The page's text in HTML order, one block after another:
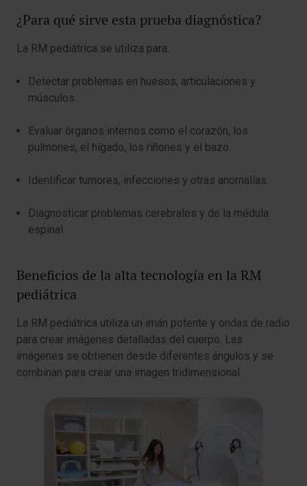
¿Para qué sirve esta prueba diagnóstica?
La RM pediátrica se utiliza para:
Detectar problemas en huesos, articulaciones y
músculos.
Evaluar órganos internos como el corazón, los
pulmones, el hígado, los riñones y el bazo.
Identificar tumores, infecciones y otras anomalías.
Diagnosticar problemas cerebrales y de la médula
espinal.
Beneficios de la alta tecnología en la RM
pediátrica
La RM pediátrica utiliza un imán potente y ondas de radio
para crear imágenes detalladas del cuerpo. Las
imágenes se obtienen desde diferentes ángulos y se
combinan para crear una imagen tridimensional.